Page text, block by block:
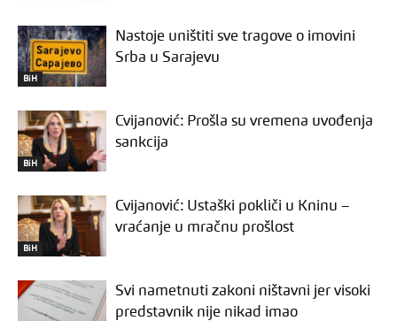
BiH
Nastoje uništiti sve tragove o imovini
Srba u Sarajevu
BiH
Cvijanović: Prošla su vremena uvođenja
sankcija
BiH
Cvijanović: Ustaški pokliči u Kninu –
vraćanje u mračnu prošlost
Svi nametnuti zakoni ništavni jer visoki
predstavnik nije nikad imao